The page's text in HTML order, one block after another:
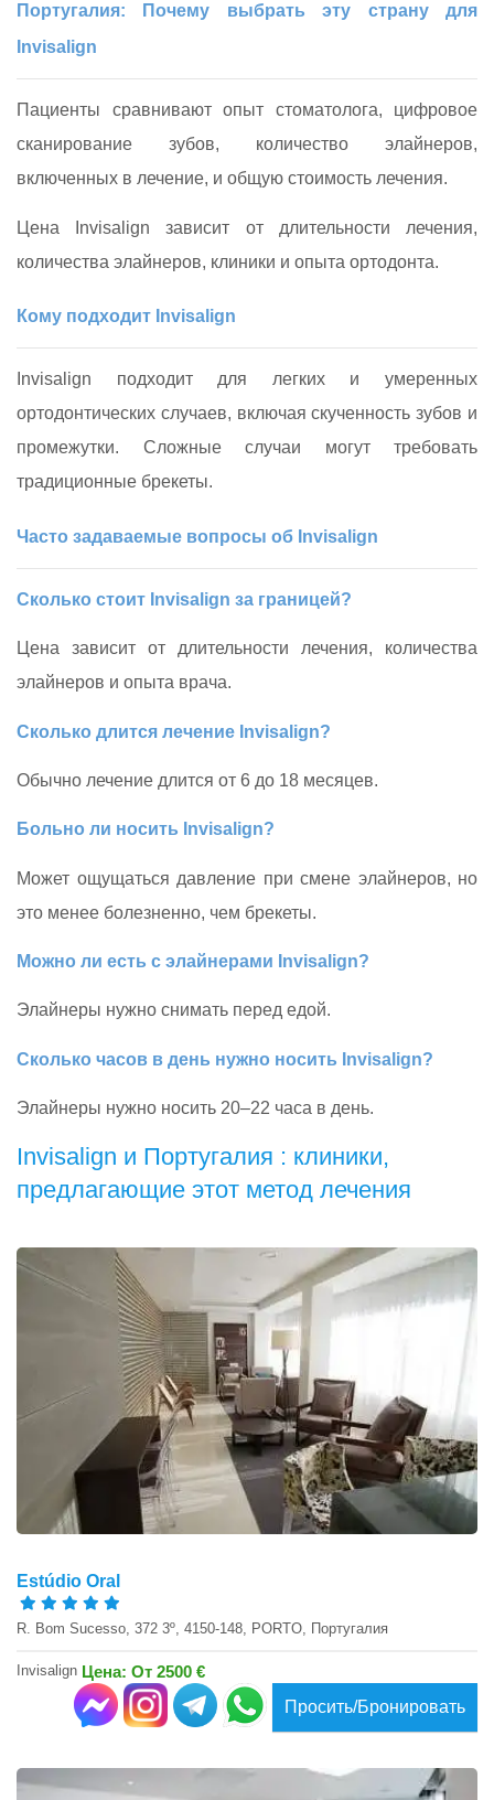
Португалия: Почему выбрать эту страну для
Invisalign
Пациенты сравнивают опыт стоматолога, цифровое
сканирование зубов, количество элайнеров,
включенных в лечение, и общую стоимость лечения.
Цена Invisalign зависит от длительности лечения,
количества элайнеров, клиники и опыта ортодонта.
Кому подходит Invisalign
Invisalign подходит для легких и умеренных
ортодонтических случаев, включая скученность зубов и
промежутки. Сложные случаи могут требовать
традиционные брекеты.
Часто задаваемые вопросы об Invisalign
Сколько стоит Invisalign за границей?
Цена зависит от длительности лечения, количества
элайнеров и опыта врача.
Сколько длится лечение Invisalign?
Обычно лечение длится от 6 до 18 месяцев.
Больно ли носить Invisalign?
Может ощущаться давление при смене элайнеров, но
это менее болезненно, чем брекеты.
Можно ли есть с элайнерами Invisalign?
Элайнеры нужно снимать перед едой.
Сколько часов в день нужно носить Invisalign?
Элайнеры нужно носить 20–22 часа в день.
Invisalign и Португалия : клиники,
предлагающие этот метод лечения
Estúdio Oral
R. Bom Sucesso, 372 3º, 4150-148, PORTO, Португалия
Invisalign Цена: От 2500 €
Просить/Бронировать